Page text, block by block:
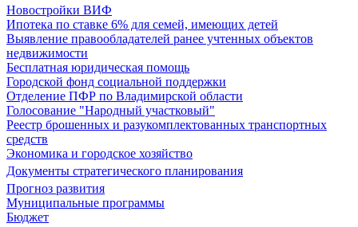
Новостройки ВИФ
Ипотека по ставке 6% для семей, имеющих детей
Выявление правообладателей ранее учтенных объектов
недвижимости
Бесплатная юридическая помощь
Городской фонд социальной поддержки
Отделение ПФР по Владимирской области
Голосование "Народный участковый"
Реестр брошенных и разукомплектованных транспортных
средств
Экономика и городское хозяйство
Документы стратегического планирования
Прогноз развития
Муниципальные программы
Бюджет